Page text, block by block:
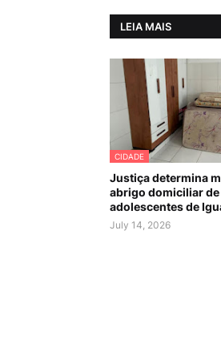
LEIA MAIS
CIDADE
Justiça determina
abrigo domiciliar
adolescentes de
July 14, 2026